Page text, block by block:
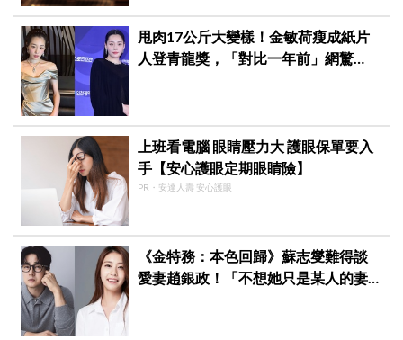
甩肉17公斤大變樣！金敏荷瘦成紙片
人登青龍獎，「對比一年前」網驚
上班看電腦 眼睛壓力大 護眼保單要入
手【安心護眼定期眼睛險】
PR・安達人壽 安心護眼
《金特務：本色回歸》蘇志燮難得談
愛妻趙銀政！「不想她只是某人的妻